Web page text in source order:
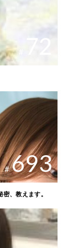
72
# 693
、教えます。